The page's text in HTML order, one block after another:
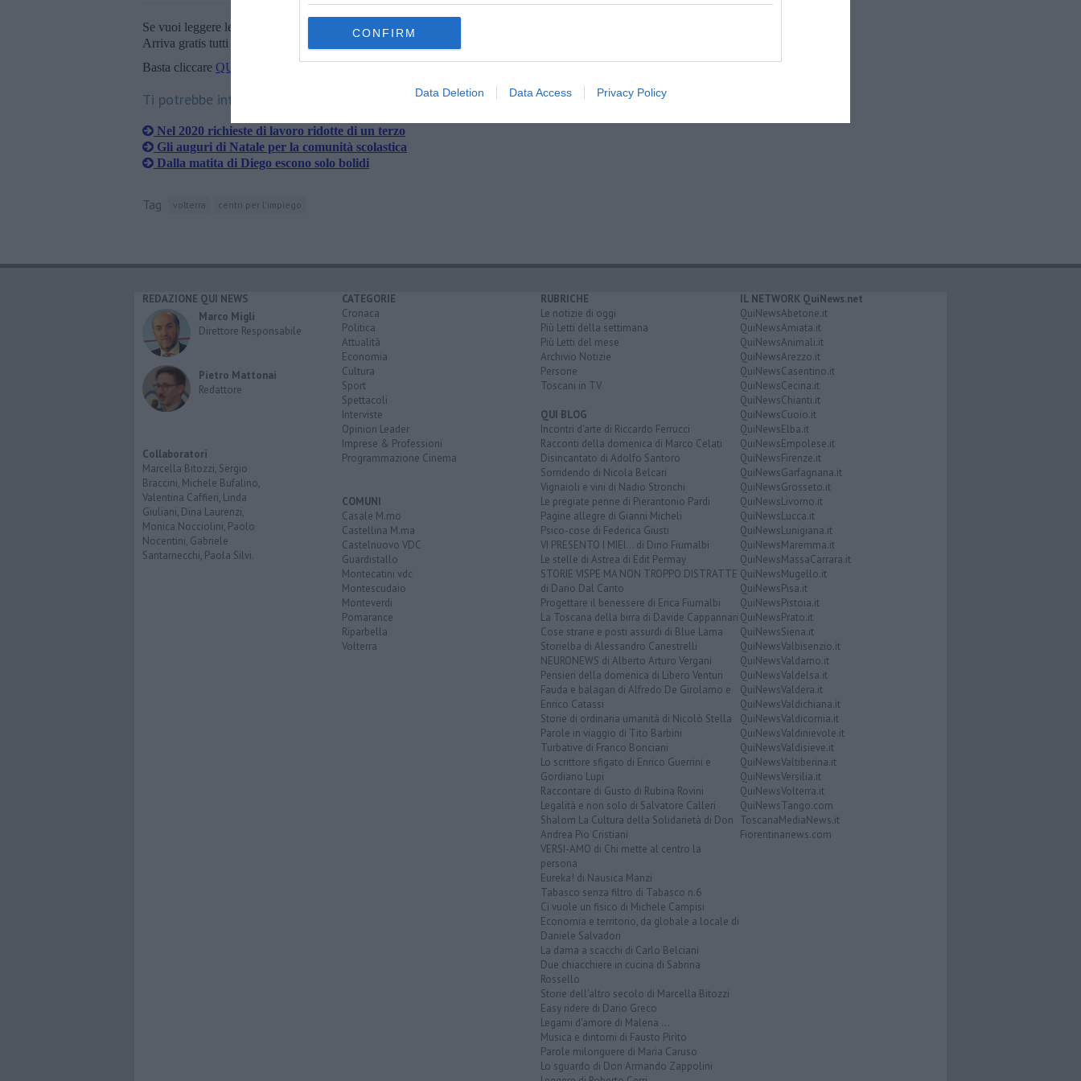
CONFIRM
Data Deletion Data Access Privacy Policy
Se vuoi leggere le notizie principali della Toscana iscriviti alla
Arriva gratis tutti i giorni alle 20:00 direttamente nella tua casella di posta.
Basta cliccare QUI
Ti potrebbe interessare anche:
Nel 2020 richieste di lavoro ridotte di un terzo
Gli auguri di Natale per la comunità scolastica
Dalla matita di Diego escono solo bolidi
Tag volterra centri per l'impiego
REDAZIONE QUI NEWS
Marco Migli
Direttore Responsabile
Pietro Mattonai
Redattore
Collaboratori
Marcella Bitozzi, Sergio
Braccini, Michele Bufalino,
Valentina Caffieri, Linda
Giuliani, Dina Laurenzi,
Monica Nocciolini, Paolo
Nocentini, Gabriele
Santarnecchi, Paola Silvi.
CATEGORIE
Cronaca
Politica
Attualità
Economia
Cultura
Sport
Spettacoli
Interviste
Opinion Leader
Imprese & Professioni
Programmazione Cinema
COMUNI
Casale M.mo
Castellina M.ma
Castelnuovo VDC
Guardistallo
Montecatini vdc
Montescudaio
Monteverdi
Pomarance
Riparbella
Volterra
RUBRICHE
Le notizie di oggi
Più Letti della settimana
Più Letti del mese
Archivio Notizie
Persone
Toscani in TV
QUI BLOG
Incontri d'arte di Riccardo Ferrucci
Racconti della domenica di Marco Celati
Disincantato di Adolfo Santoro
Sorridendo di Nicola Belcari
Vignaioli e vini di Nadio Stronchi
Le pregiate penne di Pierantonio Pardi
Pagine allegre di Gianni Micheli
Psico-cose di Federica Giusti
VI PRESENTO I MIEI... di Dino Fiumalbi
Le stelle di Astrea di Edit Permay
STORIE VISPE MA NON TROPPO DISTRATTE
di Dario Dal Canto
Progettare il benessere di Erica Fiumalbi
La Toscana della birra di Davide Cappannari
Cose strane e posti assurdi di Blue Lama
Storielba di Alessandro Canestrelli
NEURONEWS di Alberto Arturo Vergani
Pensieri della domenica di Libero Venturi
Fauda e balagan di Alfredo De Girolamo e
Enrico Catassi
Storie di ordinaria umanità di Nicolò Stella
Parole in viaggio di Tito Barbini
Turbative di Franco Bonciani
Lo scrittore sfigato di Enrico Guerrini e
Gordiano Lupi
Raccontare di Gusto di Rubina Rovini
Legalità e non solo di Salvatore Calleri
Shalom La Cultura della Solidarietà di Don
Andrea Pio Cristiani
VERSI-AMO di Chi mette al centro la
persona
Eureka! di Nausica Manzi
Tabasco senza filtro di Tabasco n.6
Ci vuole un fisico di Michele Campisi
Economia e territorio, da globale a locale di
Daniele Salvadori
La dama a scacchi di Carlo Belciani
Due chiacchiere in cucina di Sabrina
Rossello
Storie dell'altro secolo di Marcella Bitozzi
Easy ridere di Dario Greco
Legami d'amore di Malena ...
Musica e dintorni di Fausto Pirìto
Parole milonguere di Maria Caruso
Lo sguardo di Don Armando Zappolini
IL NETWORK QuiNews.net
QuiNewsAbetone.it
QuiNewsAmiata.it
QuiNewsAnimali.it
QuiNewsArezzo.it
QuiNewsCasentino.it
QuiNewsCecina.it
QuiNewsChianti.it
QuiNewsCuoio.it
QuiNewsElba.it
QuiNewsEmpolese.it
QuiNewsFirenze.it
QuiNewsGarfagnana.it
QuiNewsGrosseto.it
QuiNewsLivorno.it
QuiNewsLucca.it
QuiNewsLunigiana.it
QuiNewsMaremma.it
QuiNewsMassaCarrara.it
QuiNewsMugello.it
QuiNewsPisa.it
QuiNewsPistoia.it
QuiNewsPrato.it
QuiNewsSiena.it
QuiNewsValbisenzio.it
QuiNewsValdarno.it
QuiNewsValdelsa.it
QuiNewsValdera.it
QuiNewsValdichiana.it
QuiNewsValdicornia.it
QuiNewsValdinievole.it
QuiNewsValdisieve.it
QuiNewsValtiberina.it
QuiNewsVersilia.it
QuiNewsVolterra.it
QuiNewsTango.com
ToscanaMediaNews.it
Fiorentinanews.com